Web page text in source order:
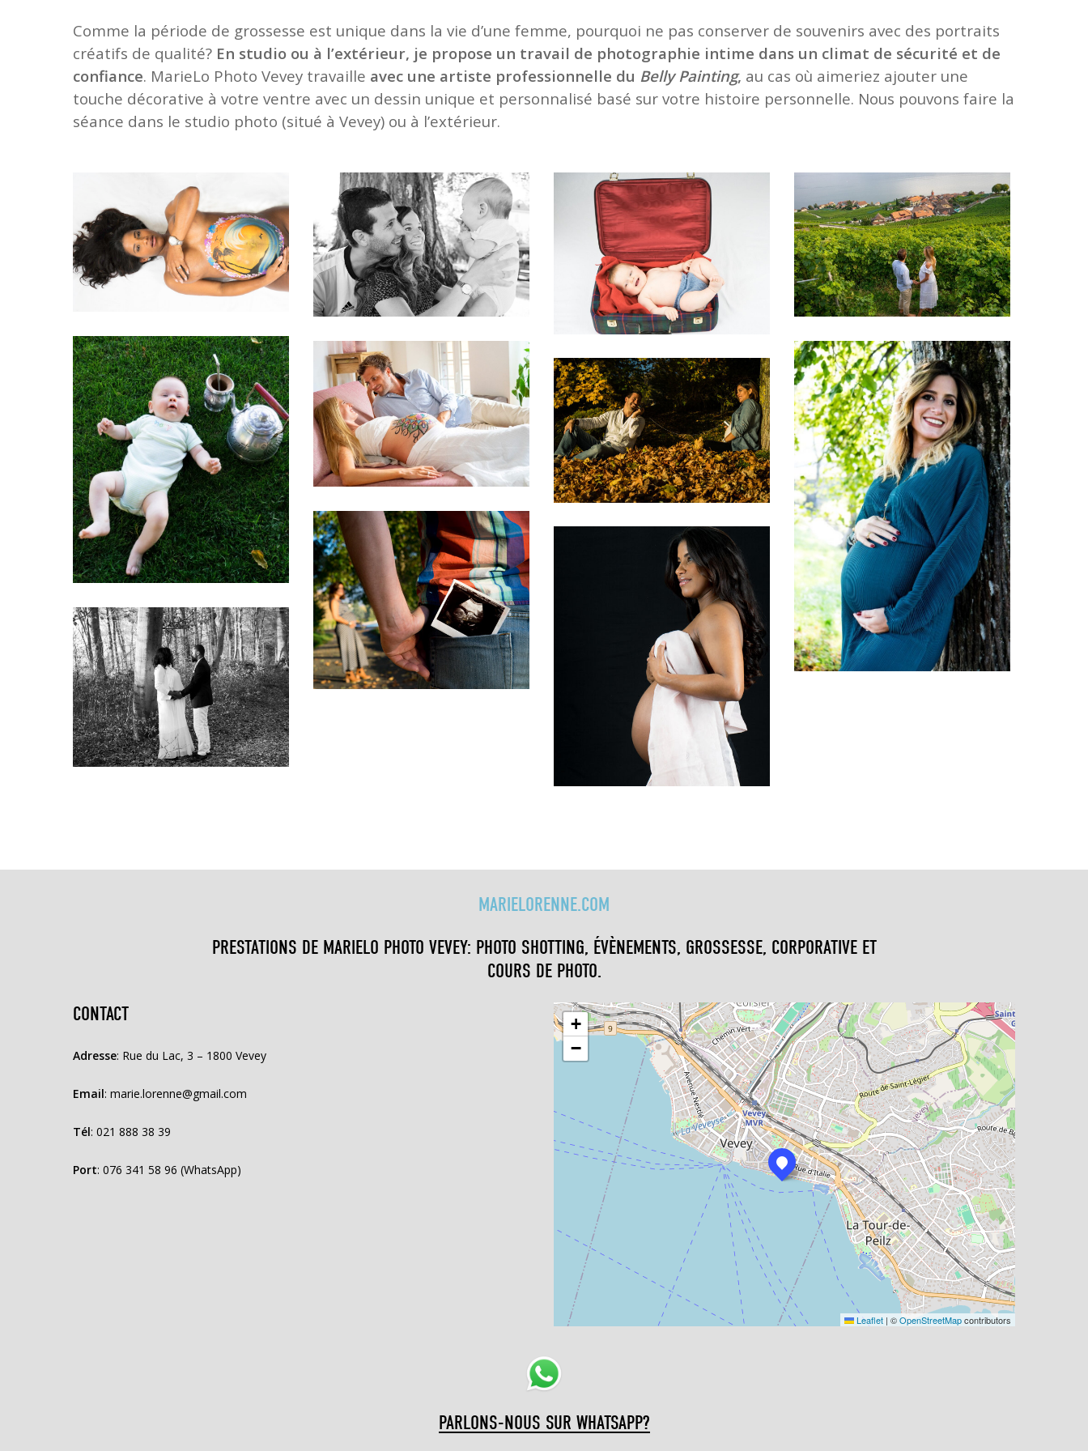
Comme la période de grossesse est unique dans la vie d’une femme, pourquoi ne pas conserver de souvenirs avec des portraits
créatifs de qualité? En studio ou à l’extérieur, je propose un travail de photographie intime dans un climat de sécurité et de
confiance. MarieLo Photo Vevey travaille avec une artiste professionnelle du Belly Painting, au cas où aimeriez ajouter une
touche décorative à votre ventre avec un dessin unique et personnalisé basé sur votre histoire personnelle. Nous pouvons faire la
séance dans le studio photo (situé à Vevey) ou à l’extérieur.
MARIELORENNE.COM
PRESTATIONS DE MARIELO PHOTO VEVEY: PHOTO SHOTTING, ÉVÈNEMENTS, GROSSESSE, CORPORATIVE ET
COURS DE PHOTO.
CONTACT
Adresse: Rue du Lac, 3 – 1800 Vevey
Email:marie.lorenne@gmail.com
Tél:021 888 38 39
Port: 076 341 58 96 (WhatsApp)
+
−
Leaflet | ©OpenStreetMapcontributors
PARLONS-NOUS SUR WHATSAPP?